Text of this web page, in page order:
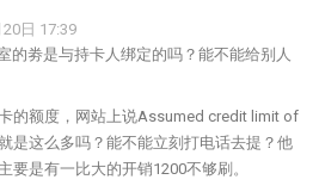
日 17:39
的劵是与持卡人绑定的吗？能不能给别人
的额度，网站上说Assumed credit limit of
是这么多吗？能不能立刻打电话去提？他
要是有一比大的开销1200不够刷。